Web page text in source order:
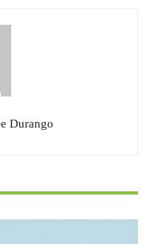
Durango